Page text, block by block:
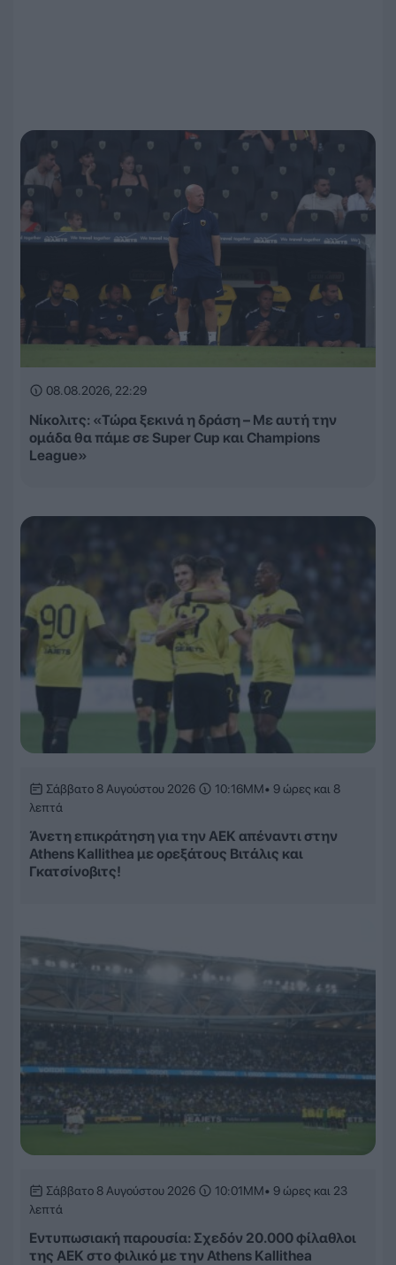
08.08.2026, 22:29
Νίκολιτς: «Τώρα ξεκινά η δράση – Με αυτή την
ομάδα θα πάμε σε Super Cup και Champions
League»
Σάββατο 8 Αυγούστου 2026 10:16ΜΜ• 9 ώρες και 8
λεπτά
Άνετη επικράτηση για την ΑΕΚ απέναντι στην
Athens Kallithea με ορεξάτους Βιτάλις και
Γκατσίνοβιτς!
Σάββατο 8 Αυγούστου 2026 10:01ΜΜ• 9 ώρες και 23
λεπτά
Εντυπωσιακή παρουσία: Σχεδόν 20.000 φίλαθλοι
της ΑΕΚ στο φιλικό με την Athens Kallithea